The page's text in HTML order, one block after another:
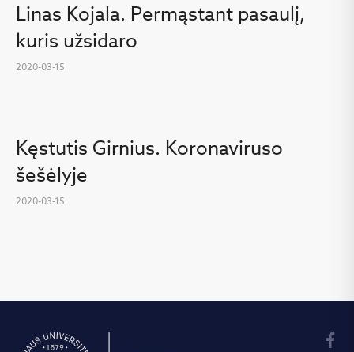
Linas Kojala. Permąstant pasaulį,
kuris užsidaro
2020-03-15
Kęstutis Girnius. Koronaviruso
šešėlyje
2020-03-15